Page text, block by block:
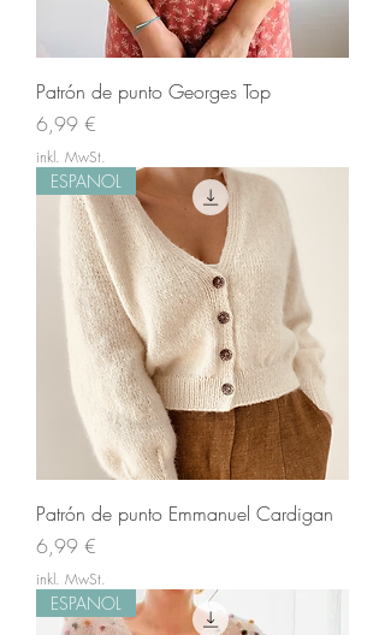
Patrón de punto Georges Top
Preis
6,99 €
inkl. MwSt.
ESPANOL
Patrón de punto Emmanuel Cardigan
Preis
6,99 €
inkl. MwSt.
ESPANOL